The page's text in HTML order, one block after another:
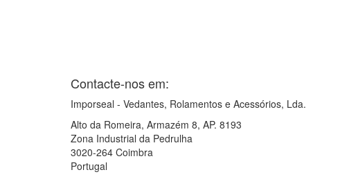
Contacte-nos em:
Imporseal - Vedantes, Rolamentos e Acessórios, Lda.
Alto da Romeira, Armazém 8, AP. 8193
Zona Industrial da Pedrulha
3020-264 Coimbra
Portugal